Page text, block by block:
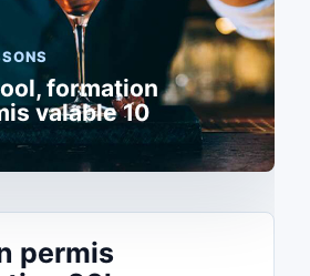
formation
valable 10
permis